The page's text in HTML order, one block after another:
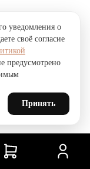
уведомления о
своё согласие
предусмотрено
Принять